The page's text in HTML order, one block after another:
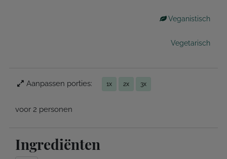
Veganistisch
Vegetarisch
Aanpassen porties: 1x 2x 3x
voor 2 personen
Ingrediënten